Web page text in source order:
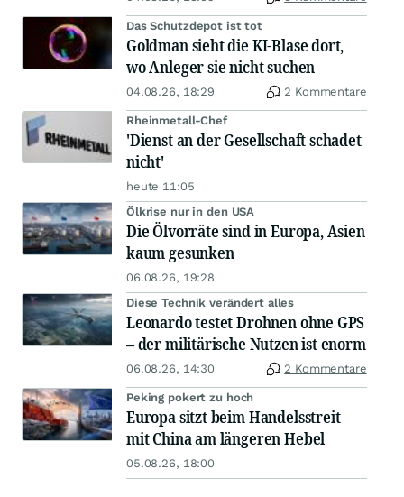
Das Schutzdepot ist tot
Goldman sieht die KI-Blase dort,
wo Anleger sie nicht suchen
04.08.26, 18:29 2 Kommentare
Rheinmetall-Chef
'Dienst an der Gesellschaft schadet
nicht'
heute 11:05
Ölkrise nur in den USA
Die Ölvorräte sind in Europa, Asien
kaum gesunken
06.08.26, 19:28
Diese Technik verändert alles
Leonardo testet Drohnen ohne GPS
– der militärische Nutzen ist enorm
06.08.26, 14:30 2 Kommentare
Peking pokert zu hoch
Europa sitzt beim Handelsstreit
mit China am längeren Hebel
05.08.26, 18:00